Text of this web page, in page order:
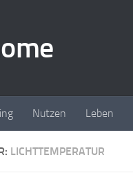
Nutzen Leben
LICHTTEMPERATUR